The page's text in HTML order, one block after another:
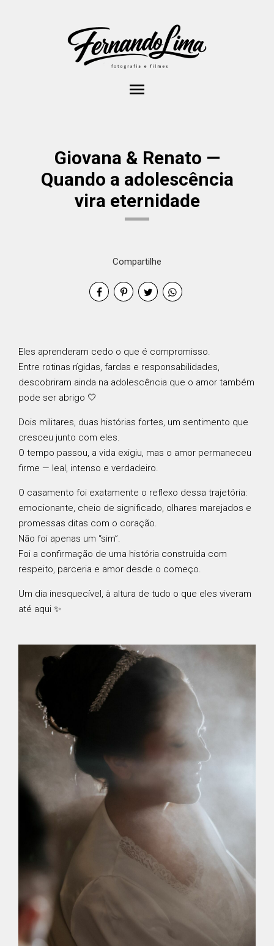
menu
Giovana & Renato —
Quando a adolescência
vira eternidade
Compartilhe
Eles aprenderam cedo o que é compromisso.
Entre rotinas rígidas, fardas e responsabilidades,
descobriram ainda na adolescência que o amor também
pode ser abrigo 🤍
Dois militares, duas histórias fortes, um sentimento que
cresceu junto com eles.
O tempo passou, a vida exigiu, mas o amor permaneceu
firme — leal, intenso e verdadeiro.
O casamento foi exatamente o reflexo dessa trajetória:
emocionante, cheio de significado, olhares marejados e
promessas ditas com o coração.
Não foi apenas um “sim”.
Foi a confirmação de uma história construída com
respeito, parceria e amor desde o começo.
Um dia inesquecível, à altura de tudo o que eles viveram
até aqui ✨